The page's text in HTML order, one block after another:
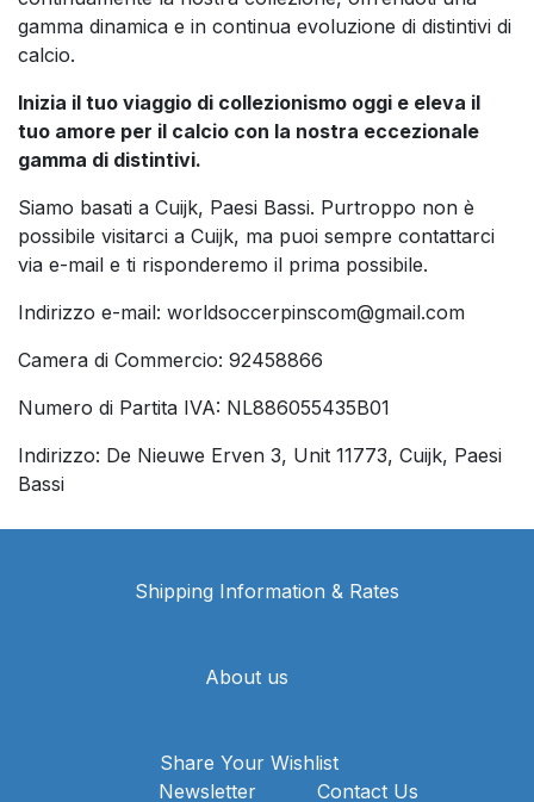
gamma dinamica e in continua evoluzione di distintivi di
calcio.
Inizia il tuo viaggio di collezionismo oggi e eleva il
tuo amore per il calcio con la nostra eccezionale
gamma di distintivi.
Siamo basati a Cuijk, Paesi Bassi. Purtroppo non è
possibile visitarci a Cuijk, ma puoi sempre contattarci
via e-mail e ti risponderemo il prima possibile.
Indirizzo e-mail: worldsoccerpinscom@gmail.com
Camera di Commercio: 92458866
Numero di Partita IVA: NL886055435B01
Indirizzo: De Nieuwe Erven 3, Unit 11773, Cuijk, Paesi
Bassi
Shipping Information & Rates
About us
Share Your Wishlist
Newsletter
Contact Us